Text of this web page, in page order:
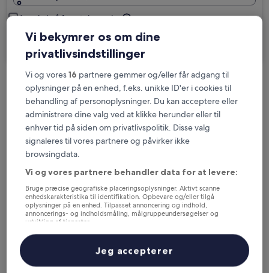
Jeg skal på forretningsrejse
Søg
Muligheder for gratis afbestilling, hvis dine
planer ændrer sig
Optjen fordele for hver overnatning
Spar flere penge med medlemspriser
Vi bekymrer os om dine
privatlivsindstillinger
Vi og vores16 partnere gemmer og/eller får adgang til
oplysninger på en enhed, f.eks. unikke ID'er i cookies til
behandling af personoplysninger. Du kan acceptere eller
administrere dine valg ved at klikke herunder eller til
enhver tid på siden om privatlivspolitik. Disse valg
signaleres til vores partnere og påvirker ikke
browsingdata.
Vi og vores partnere behandler data for at levere:
Bruge præcise geografiske placeringsoplysninger. Aktivt scanne
enhedskarakteristika til identifikation. Opbevare og/eller tilgå
oplysninger på en enhed. Tilpasset annoncering og indhold,
annoncerings- og indholdsmåling, målgruppeundersøgelser og
udvikling af tjenester.
Liste over partnere (leverandører)
Jeg accepterer